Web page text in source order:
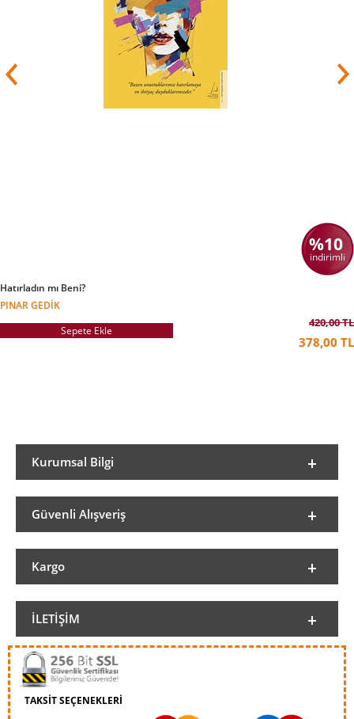
Psikolojisi diploması bulunmaktadır. Kariyerinin
ilk 17 senesinde Fortune 100 şirketlerinde rol
alan Pir, 2015 senesi itibari ile iş yerindeki
statükoyu dönüştürme temel amaçlı
organizasyon ve liderlik gelişimi konularında
uygulamalı yönetim danışmanlığı yapmaktadır.
Uluslararası Çalışma Örgütü ve Dünya Ekonomi
Forumu Araştırma Kurulu üyesidir. 2017
senesinde Avrupa Birliği tarafından “40 Yaş Altı
%10
indirimli
Hatırladın mı Beni?
PINAR GEDIK
Sepete Ekle
420,00 TL
378,00 TL
Kurumsal Bilgi
Güvenli Alışveriş
Kargo
İLETIŞIM
TAKSİT SEÇENEKLERİ